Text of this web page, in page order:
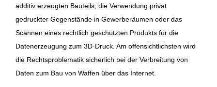
additiv erzeugten Bauteils, die Verwendung privat
gedruckter Gegenstände in Gewerberäumen oder das
Scannen eines rechtlich geschützten Produkts für die
Datenerzeugung zum 3D-Druck. Am offensichtlichsten wird
die Rechtsproblematik sicherlich bei der Verbreitung von
Daten zum Bau von Waffen über das Internet.